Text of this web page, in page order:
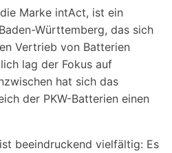
Marke intAct, ist ein
Württemberg, das sich
Vertrieb von Batterien
lag der Fokus auf
hat sich das
der PKW-Batterien einen
beeindruckend vielfältig: Es